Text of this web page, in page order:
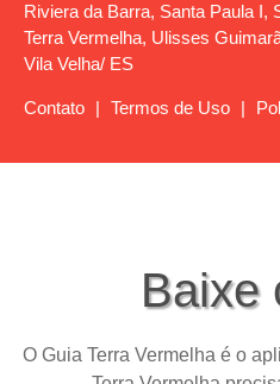
Riviera da Barra, Santa Paula I,
Terra Vermelha, Ulisses
Vila Velha/ ES
Contato | Termos de Uso |
Baixe
O Guia Terra Vermelha é o